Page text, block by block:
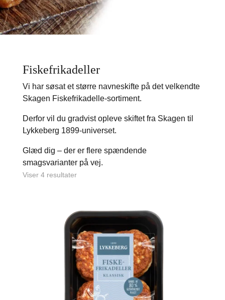
Fiskefrikadeller
Vi har søsat et større navneskifte på det velkendte
Skagen Fiskefrikadelle-sortiment.
Derfor vil du gradvist opleve skiftet fra Skagen til
Lykkeberg 1899-universet.
Glæd dig – der er flere spændende
smagsvarianter på vej.
Viser 4 resultater